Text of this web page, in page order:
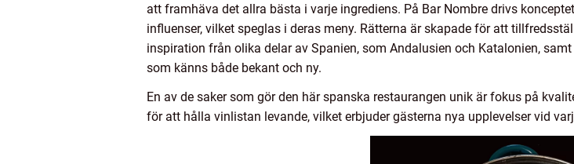
att framhäva det allra bästa i varje ingrediens. På Bar Nombre drivs
influenser, vilket speglas i deras meny. Rätterna är skapade för att
inspiration från olika delar av Spanien, som Andalusien och Katalonien,
som känns både bekant och ny.
En av de saker som gör den här spanska restaurangen unik är fokus på
för att hålla vinlistan levande, vilket erbjuder gästerna nya upplevelser vid